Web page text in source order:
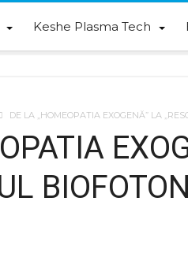
Keshe Plasma Tech
DE LA „HOMEOPATIA EXOGENĂ” LA